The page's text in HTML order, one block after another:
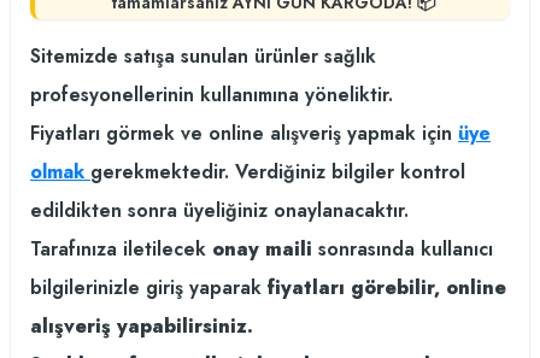
Sitemizde satışa sunulan ürünler sağlık
profesyonellerinin kullanımına yöneliktir.
Fiyatları görmek ve online alışveriş yapmak için üye
olmak gerekmektedir. Verdiğiniz bilgiler kontrol
edildikten sonra üyeliğiniz onaylanacaktır.
Tarafınıza iletilecek onay maili sonrasında kullanıcı
bilgilerinizle giriş yaparak fiyatları görebilir, online
alışveriş yapabilirsiniz.